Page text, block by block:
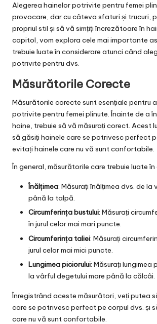
Alegerea hainelor potrivite pentru femei
provocare, dar cu câteva sfaturi și trucuri,
propriul stil și să vă simțiți încrezătoare în
capitol, vom explora cele mai importante
trebuie luate în considerare atunci când
potrivite pentru dvs.
Măsurătorile Corecte
Măsurătorile corecte sunt esențiale pentru
potrivite pentru femei plinute. Înainte de a
haine, trebuie să vă măsurați corect. Acest
să găsiți hainele care se potrivesc perfect
evitați hainele care nu vă sunt confortabile.
În general, măsurătorile care trebuie luate
Înălțimea: Măsurați înălțimea dvs. de la
până la talpă.
Circumferința bustului: Măsurați
în jurul celor mai mari puncte.
Circumferința taliei: Măsurați
jurul celor mai mici puncte.
Lungimea piciorului: Măsurați lungimea
la vârful degetului mare până la călcâi.
Înregistrând aceste măsurători, veți putea
care se potrivesc perfect pe corpul dvs. și
care nu vă sunt confortabile.